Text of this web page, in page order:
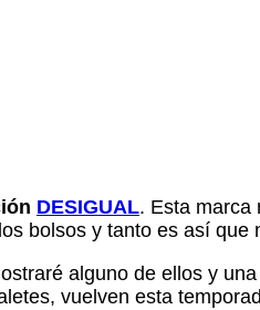
DESIGUAL. Esta marca
bolsos y tanto es así que
alguno de ellos y
vuelven esta